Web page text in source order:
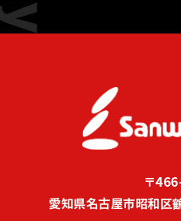
〒
愛知県名古屋市昭和